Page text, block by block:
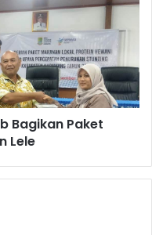
Bagikan Paket
Lele